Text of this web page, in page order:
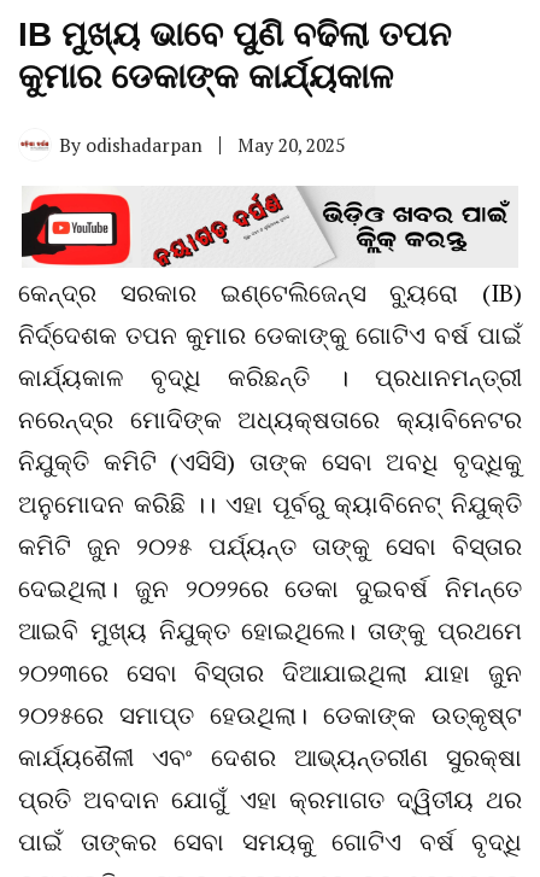
IB ମୁଖ୍ୟ ଭାବେ ପୁଣି ବଢିଲା ତପନ
କୁମାର ଡେକାଙ୍କ କାର୍ଯ୍ୟକାଳ
By odishadarpan May 20, 2025
କେନ୍ଦ୍ର ସରକାର ଇଣ୍ଟେଲିଜେନ୍ସ ବ୍ୟୁରୋ (IB)
ନିର୍ଦ୍ଦେଶକ ତପନ କୁମାର ଡେକାଙ୍କୁ ଗୋଟିଏ ବର୍ଷ ପାଇଁ
କାର୍ଯ୍ୟକାଳ ବୃଦ୍ଧି କରିଛନ୍ତି । ପ୍ରଧାନମନ୍ତ୍ରୀ
ନରେନ୍ଦ୍ର ମୋଦିଙ୍କ ଅଧ୍ୟକ୍ଷତାରେ କ୍ୟାବିନେଟର
ନିଯୁକ୍ତି କମିଟି (ଏସିସି) ତାଙ୍କ ସେବା ଅବଧି ବୃଦ୍ଧିକୁ
ଅନୁମୋଦନ କରିଛି ।। ଏହା ପୂର୍ବରୁ କ୍ୟାବିନେଟ୍ ନିଯୁକ୍ତି
କମିଟି ଜୁନ ୨୦୨୫ ପର୍ଯ୍ୟନ୍ତ ତାଙ୍କୁ ସେବା ବିସ୍ତାର
ଦେଇଥିଲା। ଜୁନ ୨୦୨୨ରେ ଡେକା ଦୁଇବର୍ଷ ନିମନ୍ତେ
ଆଇବି ମୁଖ୍ୟ ନିଯୁକ୍ତ ହୋଇଥିଲେ। ତାଙ୍କୁ ପ୍ରଥମେ
୨୦୨୩ରେ ସେବା ବିସ୍ତାର ଦିଆଯାଇଥିଲା ଯାହା ଜୁନ
୨୦୨୫ରେ ସମାପ୍ତ ହେଉଥିଲା। ଡେକାଙ୍କ ଉତ୍କୃଷ୍ଟ
କାର୍ଯ୍ୟଶୈଳୀ ଏବଂ ଦେଶର ଆଭ୍ୟନ୍ତରୀଣ ସୁରକ୍ଷା
ପ୍ରତି ଅବଦାନ ଯୋଗୁଁ ଏହା କ୍ରମାଗତ ଦ୍ୱିତୀୟ ଥର
ପାଇଁ ତାଙ୍କର ସେବା ସମୟକୁ ଗୋଟିଏ ବର୍ଷ ବୃଦ୍ଧି